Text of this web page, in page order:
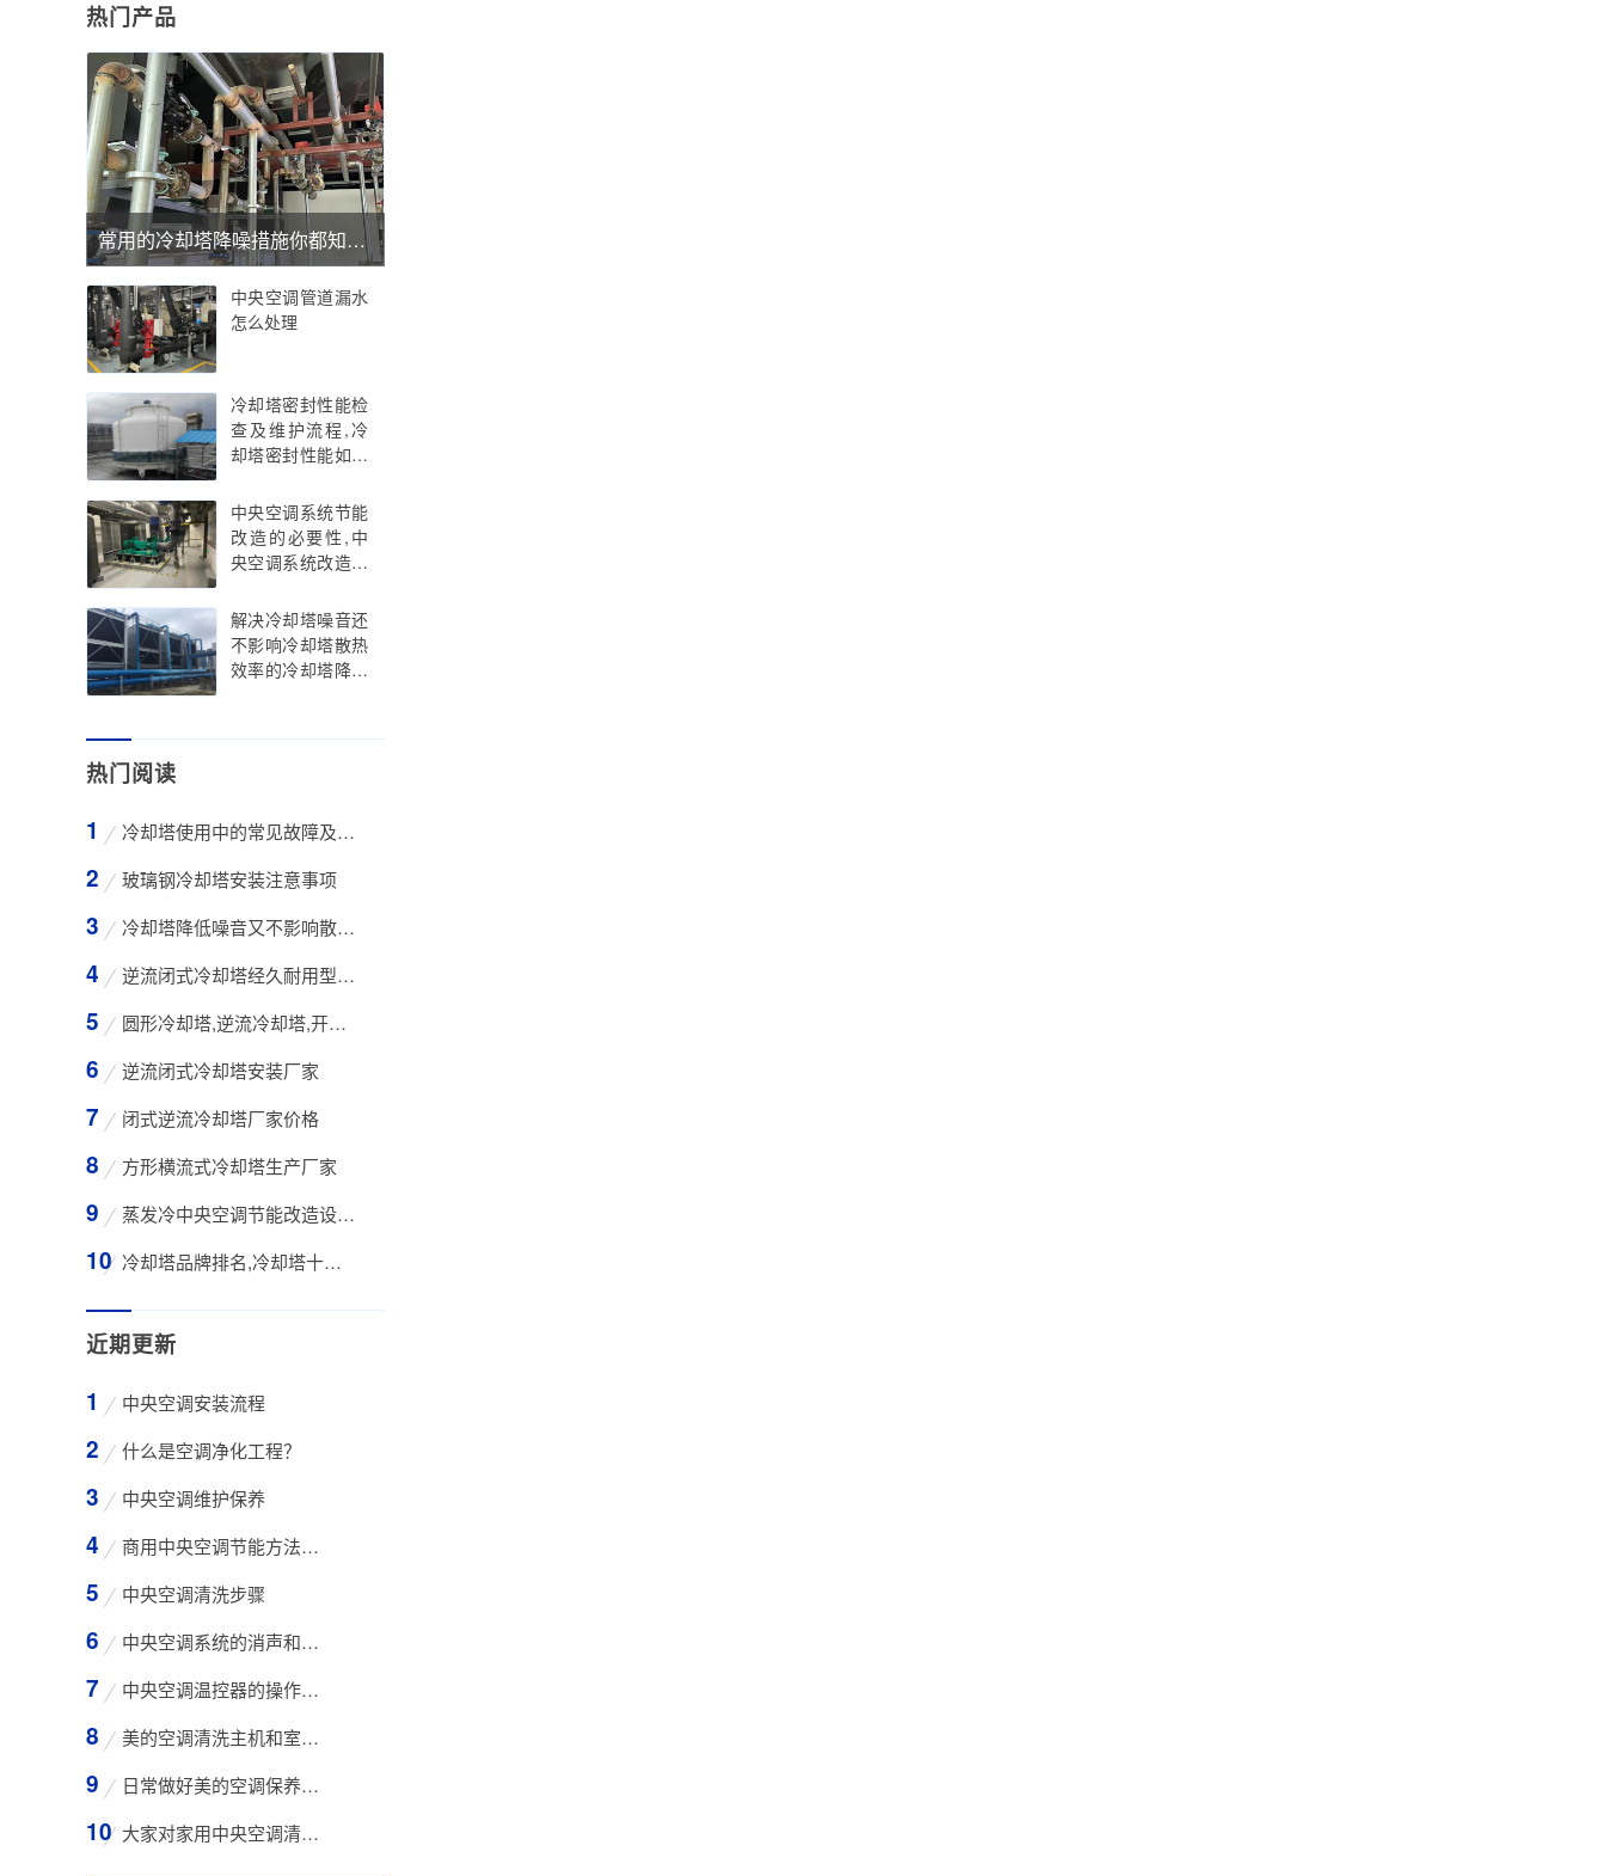
热门产品
常用的冷却塔降噪措施你都知道那些(冷却塔整体隔声罩降噪控制方案),中央空调冷却塔降噪
中央空调管道漏水
怎么处理
冷却塔密封性能检
查及维护流程,冷
却塔密封性能如何
中央空调系统节能
改造的必要性,中
央空调系统改造的
解决冷却塔噪音还
不影响冷却塔散热
效率的冷却塔降噪
热门阅读
冷却塔使用中的常见故障及维修方法
玻璃钢冷却塔安装注意事项
冷却塔降低噪音又不影响散热效率的方法
逆流闭式冷却塔经久耐用型工业凉水塔
圆形冷却塔,逆流冷却塔,开式冷却塔,200吨冷却
逆流闭式冷却塔安装厂家
闭式逆流冷却塔厂家价格
方形横流式冷却塔生产厂家
蒸发冷中央空调节能改造设备WK-30TA 4*3HP
冷却塔品牌排名,冷却塔十大知名品牌有那些
近期更新
中央空调安装流程
什么是空调净化工程？
中央空调维护保养
商用中央空调节能方法与技巧
中央空调清洗步骤
中央空调系统的消声和减振措施
中央空调温控器的操作方法
美的空调清洗主机和室外空气入口的步骤
日常做好美的空调保养工作有哪些好处？
大家对家用中央空调清洗存在哪些误区？